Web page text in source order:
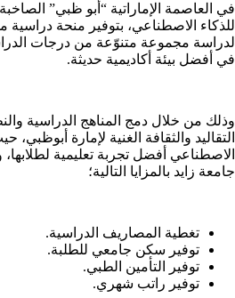
في العاصمة الإماراتية “أبو ظبي”
للذكاء الاصطناعي، بتوفير منحة دراسية
لدراسة مجموعة متنوّعة من درجات
في أفضل بيئة أكاديمية حديثة.
وذلك من خلال دمج المناهج الدراسية
التقاليد والثقافة الغنية لإمارة أبوظبي،
الاصطناعي أفضل تجربة تعليمية
جامعة زايد بالمزايا التالية؛
تغطية المصاريف الدراسية.
توفير سكن جامعي للطلبة.
توفير التأمين الطبي.
توفير راتب شهري.